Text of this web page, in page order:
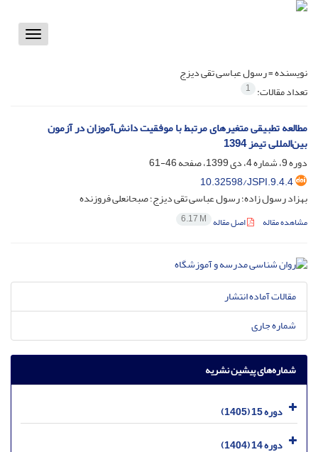
Toggle
نویسنده =رسول عباسی تقی دیزج
تعداد مقالات: 1
مطالعه تطبیقی متغیرهای مرتبط با موفقیت دانش‌آموزان در آزمون
بین‌المللی تیمز 1394
دوره 9، شماره 4، دی 1399، صفحه
46-61
10.32598/JSPI.9.4.4
بهزاد رسول زاده؛ رسول عباسی تقی دیزج؛ صبحانعلی فروزنده
مشاهده مقاله اصل مقاله 6.17 M
مقالات آماده انتشار
شماره جاری
شماره‌های پیشین نشریه
دوره 15 (1405)
دوره 14 (1404)